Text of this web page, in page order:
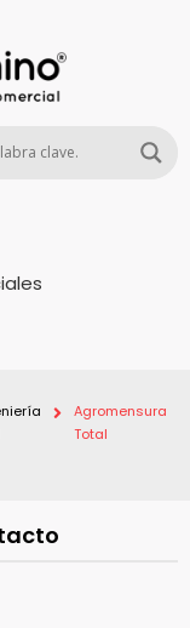
Agromensura
Total